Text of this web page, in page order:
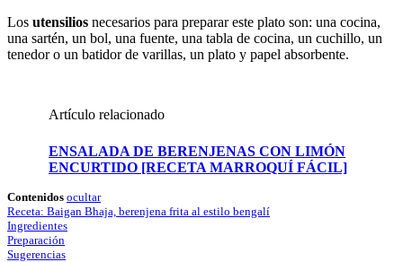
Los utensilios necesarios para preparar este plato son: una cocina,
una sartén, un bol, una fuente, una tabla de cocina, un cuchillo, un
tenedor o un batidor de varillas, un plato y papel absorbente.
Artículo relacionado
ENSALADA DE BERENJENAS CON LIMÓN
ENCURTIDO [RECETA MARROQUÍ FÁCIL]
Contenidos ocultar
Receta: Baigan Bhaja, berenjena frita al estilo bengalí
Ingredientes
Preparación
Sugerencias